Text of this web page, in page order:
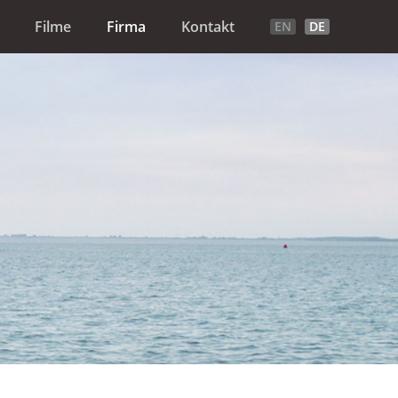
EN DE
Filme Firma Kontakt